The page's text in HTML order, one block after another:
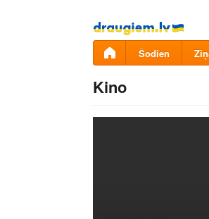
Pāriet
uz
saturu
Šodien
Kino